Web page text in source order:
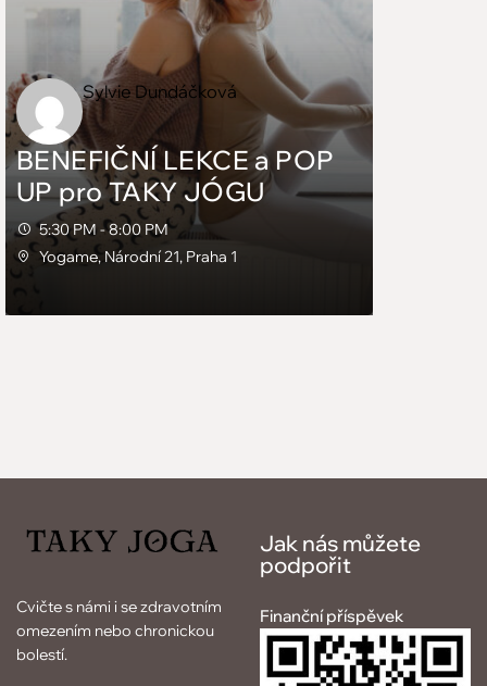
Sylvie Dundáčková
BENEFIČNÍ LEKCE a POP
UP pro TAKY JÓGU
5:30 PM - 8:00 PM
Yogame, Národní 21, Praha 1
TAKY JÓGU Přidejte se k nám na
benefiční lekci jógy pro podporu
projektu a platformy Taky jóga. Lekci
povedeme společně - Sylvi i Lucie.
Podpořit nás můžete i z…
Host
Cvičte s námi i se zdravotním
omezením nebo chronickou
bolestí.
Jak nás můžete
podpořit
Finanční příspěvek